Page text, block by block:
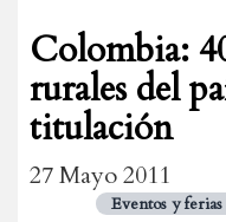
Colombia:
rurales del
titulación
27 Mayo 2011
Eventos y ferias